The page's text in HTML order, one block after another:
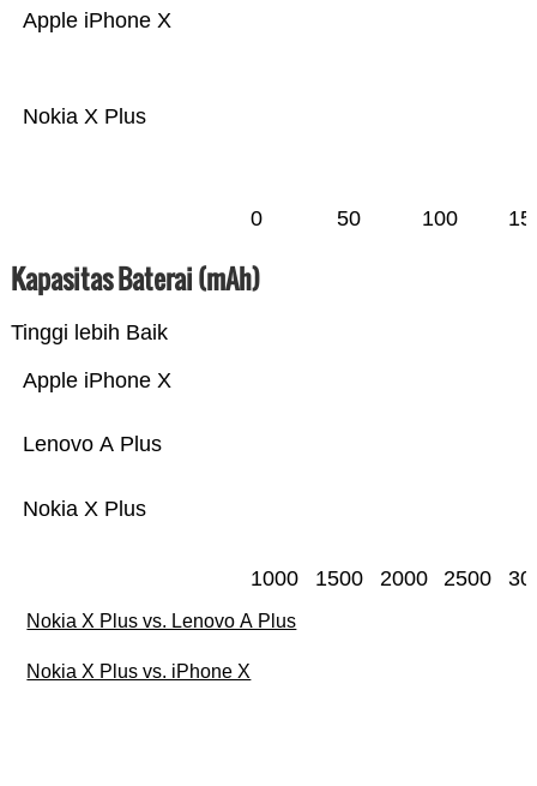
Nokia X Plus
Apple iPhone X
0 50 100
Kapasitas Baterai (mAh)
Tinggi lebih Baik
Nokia X Plus
Lenovo A Plus
Apple iPhone X
1000 1500 2000 2500
Nokia X Plus vs. Lenovo A Plus
Nokia X Plus vs. iPhone X